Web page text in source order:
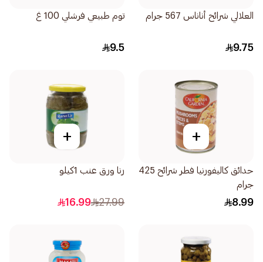
العلالي شرائح أناناس 567 جرام
9.75
توم طبيعي فرشلي 100 غ
9.5
+
حدائق كاليفورنيا فطر شرائح 425
جرام
8.99
+
رنا ورق عنب 1كيلو
27.99
16.99